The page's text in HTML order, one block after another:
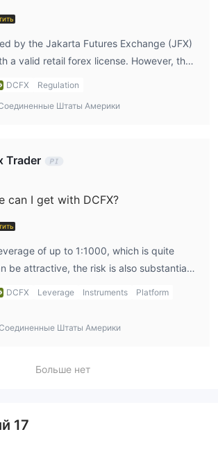
Форекс, предлагающая
типов ордеров, позволяющая
сделки на различных финансовых
счет и имеющая возможность
то время как с мобильным приложением
by the Jakarta Futures Exchange (JFX)
a valid retail forex license. However, the
licenses from BAPPEBTI, MAS, and FCA,
caution due to the questionable status of
DCFX
Regulation
Штаты Америки
Trader
can I get with DCFX?
of up to 1:1000, which is quite
be attractive, the risk is also substantial.
have restricted such high leverage due to
significant losses. Personally, I would
DCFX Leverage Instruments
Platform
Штаты Америки
Больше нет
17